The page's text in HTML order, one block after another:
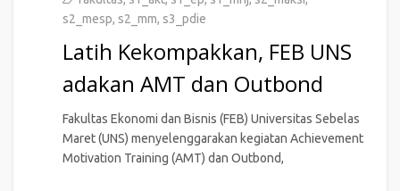
s2_mesp, s2_mm, s3_pdie
Latih Kekompakkan, FEB UNS
adakan AMT dan Outbond
Fakultas Ekonomi dan Bisnis (FEB) Universitas Sebelas
Maret (UNS) menyelenggarakan kegiatan Achievement
Motivation Training (AMT) dan Outbond,